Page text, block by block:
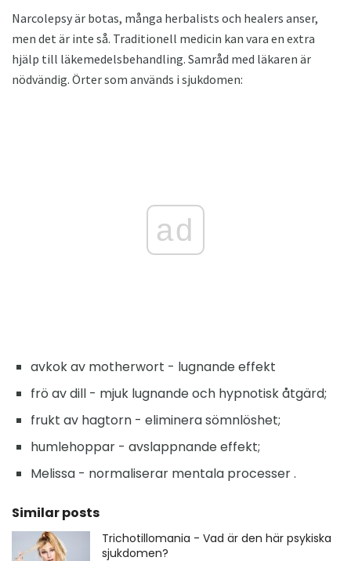
Narcolepsy är botas, många herbalists och healers anser,
men det är inte så. Traditionell medicin kan vara en extra
hjälp till läkemedelsbehandling. Samråd med läkaren är
nödvändig. Örter som används i sjukdomen:
ad
avkok av motherwort - lugnande effekt
frö av dill - mjuk lugnande och hypnotisk åtgärd;
frukt av hagtorn - eliminera sömnlöshet;
humlehoppar - avslappnande effekt;
Melissa - normaliserar mentala processer .
Similar posts
Trichotillomania - Vad är den här psykiska
sjukdomen?